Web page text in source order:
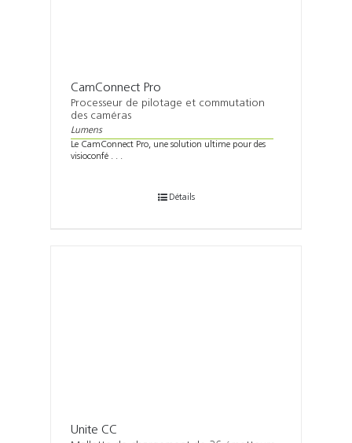
CamConnect Pro
Processeur de pilotage et commutation
des caméras
Lumens
Le CamConnect Pro, une solution ultime pour des
visioconfé . . .
Détails
Unite CC